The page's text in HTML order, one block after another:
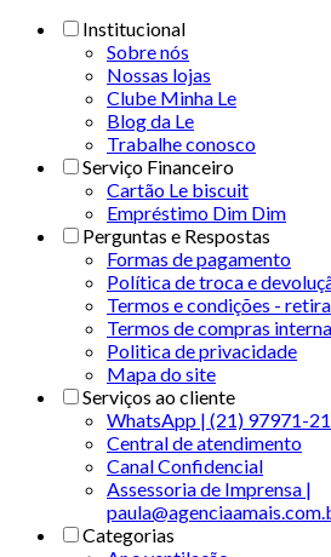
Institucional
Sobre nós
Nossas lojas
Clube Minha Le
Blog da Le
Trabalhe conosco
Serviço Financeiro
Cartão Le biscuit
Empréstimo Dim Dim
Perguntas e Respostas
Formas de pagamento
Política de troca e
Termos e condições -
Termos de compras
Politica de privacidade
Mapa do site
Serviços ao cliente
WhatsApp | (21) 97971-
Central de atendimento
Canal Confidencial
Assessoria de Imprensa |
Categorias